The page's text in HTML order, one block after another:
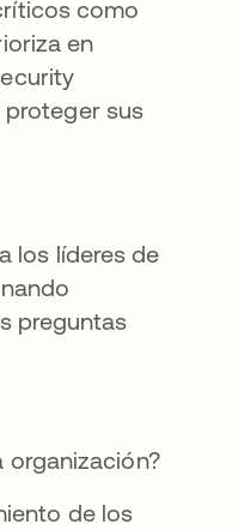
como
en
proteger sus
los líderes de
preguntas
organización?
de los